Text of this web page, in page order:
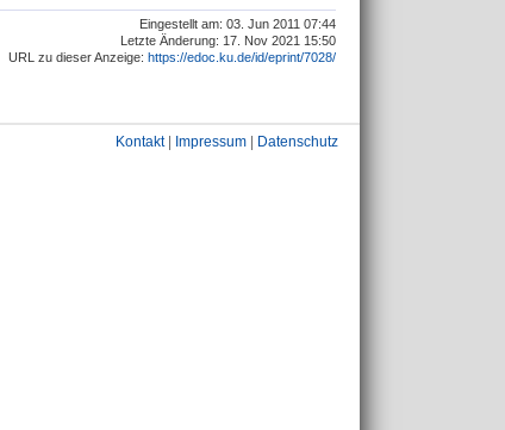
Eingestellt am: 03. Jun 2011 07:44
Letzte Änderung: 17. Nov 2021 15:50
URL zu dieser Anzeige: https://edoc.ku.de/id/eprint/7028/
Kontakt| Impressum Datenschutz